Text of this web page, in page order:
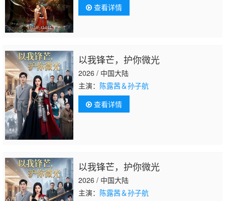
查看详情
以我锋芒，护你微光
2026 / 中国大陆
主演： 陈露茜＆孙子航
查看详情
以我锋芒，护你微光
2026 / 中国大陆
主演： 陈露茜＆孙子航